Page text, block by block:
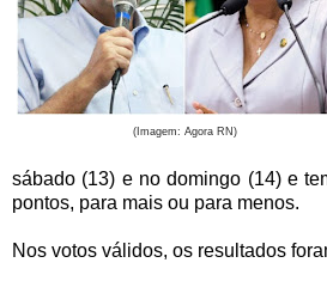
(Imagem: Agora RN)
sábado (13) e no domingo (14) e
pontos, para mais ou para menos.
Nos votos válidos, os resultados